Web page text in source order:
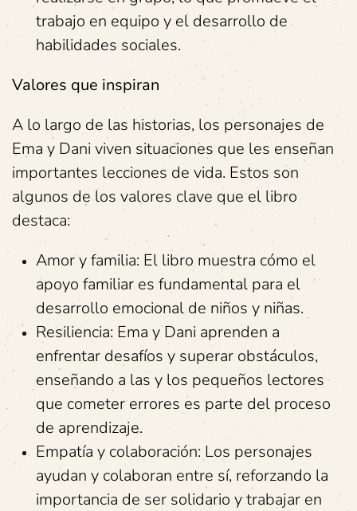
trabajo en equipo y el desarrollo de
habilidades sociales.
Valores que inspiran
A lo largo de las historias, los personajes de
Ema y Dani viven situaciones que les enseñan
importantes lecciones de vida. Estos son
algunos de los valores clave que el libro
destaca:
Amor y familia: El libro muestra cómo el
apoyo familiar es fundamental para el
desarrollo emocional de niños y niñas.
Resiliencia: Ema y Dani aprenden a
enfrentar desafíos y superar obstáculos,
enseñando a las y los pequeños lectores
que cometer errores es parte del proceso
de aprendizaje.
Empatía y colaboración: Los personajes
ayudan y colaboran entre sí, reforzando la
importancia de ser solidario y trabajar en